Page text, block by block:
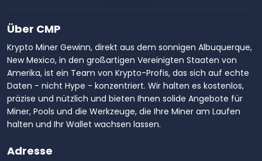
Über CMP
Krypto Miner Gewinn, direkt aus dem sonnigen Albuquerque,
New Mexico, in den großartigen Vereinigten Staaten von
Amerika, ist ein Team von Krypto-Profis, das sich auf echte
Daten - nicht Hype - konzentriert. Wir halten es kostenlos,
präzise und nützlich und bieten Ihnen solide Angebote für
Miner, Pools und die Werkzeuge, die Ihre Miner am Laufen
halten und Ihr Wallet wachsen lassen.
Adresse